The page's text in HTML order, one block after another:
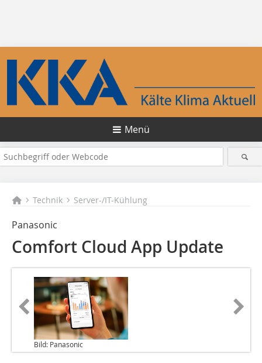
Menü
Technik Server-/IT-Kühlung
Panasonic
Comfort Cloud App Update
Bild: Panasonic